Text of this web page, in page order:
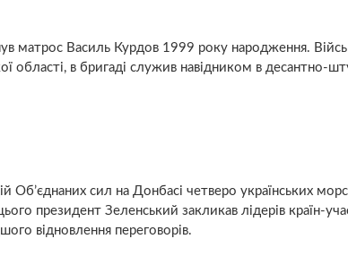
матрос Василь Курдов 1999 року народження.
області, в бригаді служив навідником в десантно-
Об’єднаних сил на Донбасі четверо українських
президент Зеленський закликав лідерів країн-
відновлення переговорів.